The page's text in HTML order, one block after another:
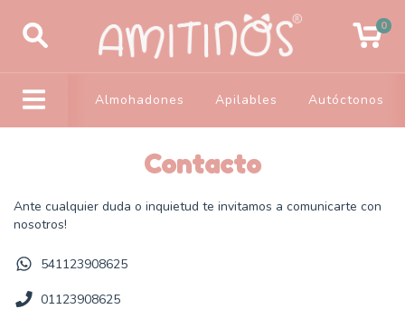
0
Almohadones Apilables Autóctonos
Contacto
Ante cualquier duda o inquietud te invitamos a comunicarte con
nosotros!
541123908625
01123908625